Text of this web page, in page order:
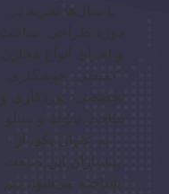
با سال‌ها تجربه در
صنعتی، جوشکاری
تخصصی، نوردکاری و
ساخت سوله و سیلو،
به عنوان یکی از
پیشتازان این صنعت
شناخته می‌شود. تیم